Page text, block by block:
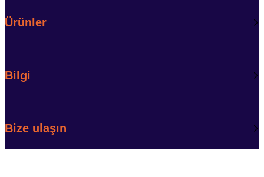
Ürünler
Bilgi
Bize ulaşın